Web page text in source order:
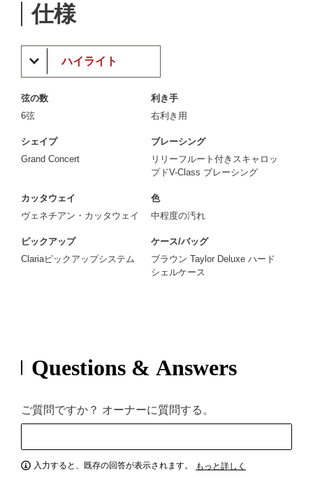
仕様
ハイライト
弦の数
6弦
利き手
右利き用
シェイプ
Grand Concert
ブレーシング
リリーフルート付きスキャロッ
プドV-Class ブレーシング
カッタウェイ
ヴェネチアン・カッタウェイ
色
中程度の汚れ
ピックアップ
Clariaピックアップシステム
ケース/バッグ
ブラウン Taylor Deluxe ハード
シェルケース
Questions & Answers
ご質問ですか？ オーナーに質問する。
入力すると、既存の回答が表示されます。 もっと詳しく